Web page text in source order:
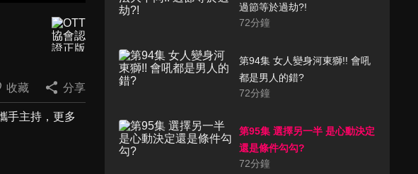
收藏 分享
手主持，更多
過節等於過劫?!
72分鐘
第94集 女人變身河東獅!! 會吼
都是男人的錯?
72分鐘
第95集 選擇另一半 是心動決定
還是條件勾勾?
72分鐘